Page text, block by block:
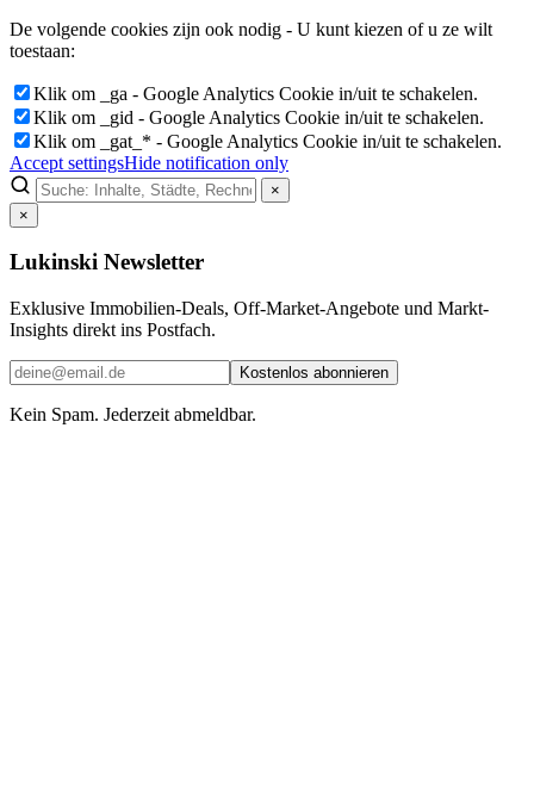
De volgende cookies zijn ook nodig - U kunt kiezen of u ze wilt
toestaan:
Klik om _ga - Google Analytics Cookie in/uit te schakelen.
Klik om _gid - Google Analytics Cookie in/uit te schakelen.
Klik om _gat_* - Google Analytics Cookie in/uit te schakelen.
Accept settingsHide notification only
×
×
Lukinski Newsletter
Exklusive Immobilien-Deals, Off-Market-Angebote und Markt-
Insights direkt ins Postfach.
Kostenlos abonnieren
Kein Spam. Jederzeit abmeldbar.